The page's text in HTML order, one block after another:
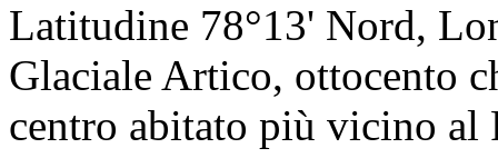
Latitudine 78°13' Nord,
Glaciale Artico, ottocento
centro abitato più vicino al